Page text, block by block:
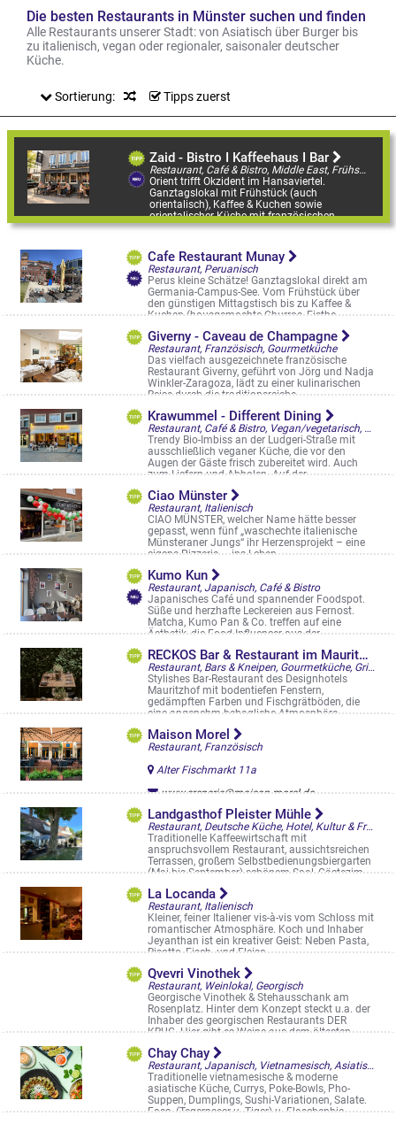
Die besten Restaurants in Münster suchen und finden
Alle Restaurants unserer Stadt: von Asiatisch über Burger bis
zu italienisch, vegan oder regionaler, saisonaler deutscher
Küche.
Sortierung: Tipps zuerst
Zaid - Bistro I Kaffeehaus I Bar
Restaurant, Café & Bistro, Middle East, Frühstück/Brunch am WE, Orientalisch, Östliche Mittelmeerküche
Orient trifft Okzident im Hansaviertel.
Ganztagslokal mit Frühstück (auch
orientalisch), Kaffee & Kuchen sowie
orientalischer Küche mit französischen
Noten. Mezze-Vor ...
Cafe Restaurant Munay
Restaurant, Peruanisch
Perus kleine Schätze! Ganztagslokal direkt am
Germania-Campus-See. Vom Frühstück über
den günstigen Mittagstisch bis zu Kaffee &
Kuchen (hausgemachte Churros, Eisthe ...
Giverny - Caveau de Champagne
Restaurant, Französisch, Gourmetküche
Das vielfach ausgezeichnete französische
Restaurant Giverny, geführt von Jörg und Nadja
Winkler-Zaragoza, lädt zu einer kulinarischen
Reise durch die traditionsreiche ...
Krawummel - Different Dining
Restaurant, Café & Bistro, Vegan/vegetarisch, Casual Fast Dining, Bowls, Straßencafés & Boulevardterrassen
Trendy Bio-Imbiss an der Ludgeri-Straße mit
ausschließlich veganer Küche, die vor den
Augen der Gäste frisch zubereitet wird. Auch
zum Liefern und Abholen. Auf der ...
Ciao Münster
Restaurant, Italienisch
CIAO MÜNSTER, welcher Name hätte besser
gepasst, wenn fünf „waschechte italienische
Münsteraner Jungs“ ihr Herzensprojekt – eine
eigene Pizzeria – ins Leben ...
Hammer Str. 62
Kumo Kun
Restaurant, Japanisch, Café & Bistro
Japanisches Café und spannender Foodspot.
Süße und herzhafte Leckereien aus Fernost.
Matcha, Kumo Pan & Co. treffen auf eine
Ästhetik, die Food-Influencer aus der ...
RECKOS Bar & Restaurant im Mauritzhof
Restaurant, Bars & Kneipen, Gourmetküche, Grillrestaurant, Fischlokal, Crossover, Cocktailbar, Restaurantgärten & -Terrassen
Stylishes Bar-Restaurant des Designhotels
Mauritzhof mit bodentiefen Fenstern,
gedämpften Farben und Fischgrätböden, die
eine angenehm behagliche Atmosphäre
Eisenbahnstr. 17
Maison Morel
Restaurant, Französisch
Alter Fischmarkt 11a
www.creperie@maison-morel.de
Landgasthof Pleister Mühle
Restaurant, Deutsche Küche, Hotel, Kultur & Freizeit, Landgasthöfe & kulinarische Ausflüge, Saal & Eventlocation, Münster, Biergarten, Restaurantgärten & -Terrassen
Traditionelle Kaffeewirtschaft mit
anspruchsvollem Restaurant, aussichtsreichen
Terrassen, großem Selbstbedienungsbiergarten
(Mai bis September) schönem Saal, Gästezim ...
Pleistermühlenweg 196
La Locanda
Restaurant, Italienisch
Kleiner, feiner Italiener vis-à-vis vom Schloss mit
romantischer Atmosphäre. Koch und Inhaber
Jeyanthan ist ein kreativer Geist: Neben Pasta,
Risotto, Fisch- und Fleisc ...
Qvevri Vinothek
Restaurant, Weinlokal, Georgisch
Georgische Vinothek & Stehausschank am
Rosenplatz. Hinter dem Konzept steckt u.a. der
Inhaber des georgischen Restaurants DER
KRUG. Hier gibt es Weine aus dem ältesten ...
Rosenplatz 7
Chay Chay
Restaurant, Japanisch, Vietnamesisch, Asiatisch, Vegan/vegetarisch, Bowls, Straßencafés & Boulevardterrassen
Traditionelle vietnamesische & moderne
asiatische Küche, Currys, Poke-Bowls, Pho-
Suppen, Dumplings, Sushi-Variationen, Salate.
Fass- (Tegernseer u. Tiger) u. Flaschenbie ...